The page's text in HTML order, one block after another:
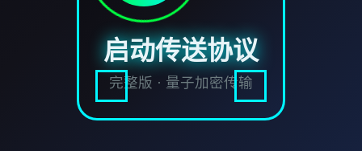
启动传送协议
完整版 · 量子加密传输